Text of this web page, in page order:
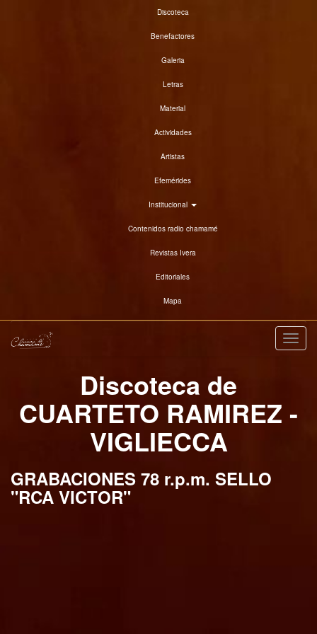
Discoteca
Benefactores
Galeria
Letras
Material
Actividades
Artistas
Efemérides
Institucional
Contenidos radio chamamé
Revistas Ivera
Editoriales
Mapa
Discoteca de
CUARTETO RAMIREZ -
VIGLIECCA
GRABACIONES 78 r.p.m. SELLO
"RCA VICTOR"